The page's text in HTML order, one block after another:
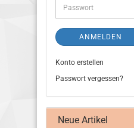
ANMELDEN
Konto erstellen
Passwort vergessen?
Neue Artikel